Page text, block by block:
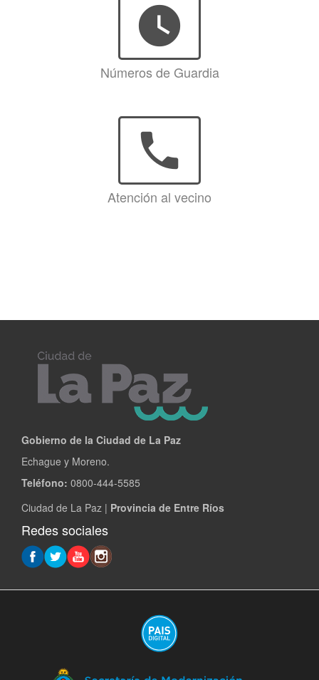
watch_later
Números de Guardia
phone
Atención al vecino
Gobierno de la Ciudad de La Paz
Echague y Moreno.
Teléfono: 0800-444-5585
Ciudad de La Paz | Provincia de Entre Ríos
Redes sociales